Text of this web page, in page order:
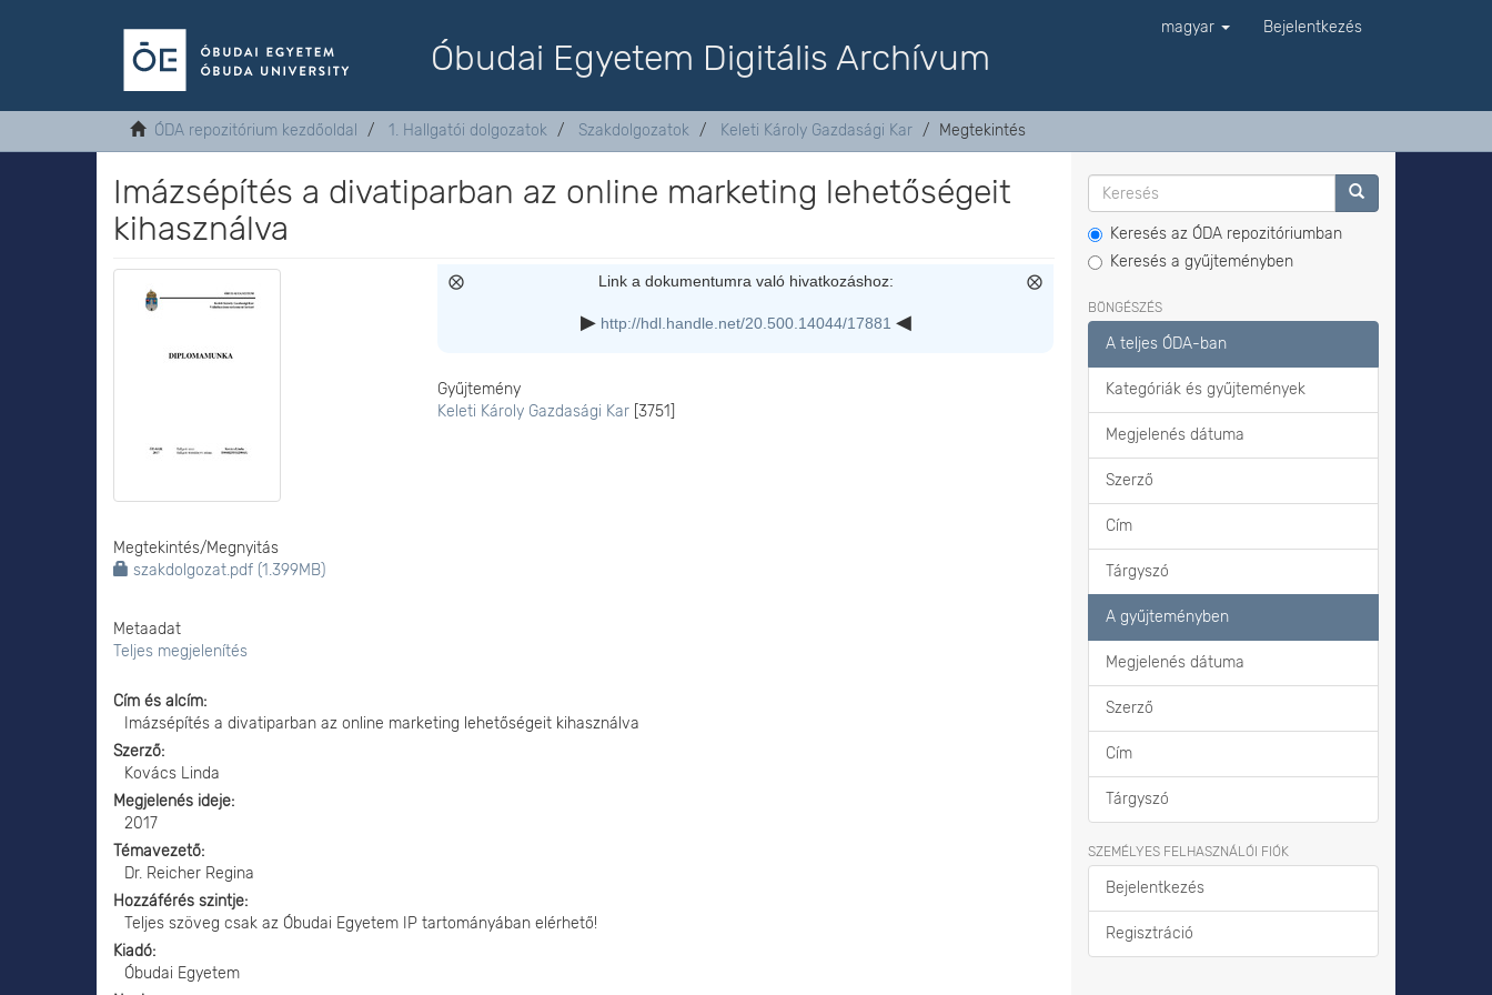
Óbudai Egyetem Digitális Archívum
magyar Bejelentkezés
ÓDA repozitórium kezdőoldal 1. Hallgatói dolgozatok Szakdolgozatok Keleti Károly Gazdasági Kar Megtekintés
Imázsépítés a divatiparban az online marketing lehetőségeit
kihasználva
Megtekintés/Megnyitás
szakdolgozat.pdf (1.399MB)
Metaadat
Teljes megjelenítés
Link a dokumentumra való hivatkozáshoz:
http://hdl.handle.net/20.500.14044/17881
Gyűjtemény
Keleti Károly Gazdasági Kar [3751]
Cím és alcím
Imázsépítés a divatiparban az online marketing lehetőségeit kihasználva
Szerző
Kovács Linda
Megjelenés ideje
2017
Témavezető
Dr. Reicher Regina
Hozzáférés szintje
Teljes szöveg csak az Óbudai Egyetem IP tartományában elérhető!
Kiadó
Óbudai Egyetem
Keresés az ÓDA repozitóriumban
Keresés a gyűjteményben
BÖNGÉSZÉS
A teljes ÓDA-ban
Kategóriák és gyűjtemények
Megjelenés dátuma
Szerző
Cím
Tárgyszó
A gyűjteményben
Megjelenés dátuma
Szerző
Cím
Tárgyszó
SZEMÉLYES FELHASZNÁLÓI FIÓK
Bejelentkezés
Regisztráció